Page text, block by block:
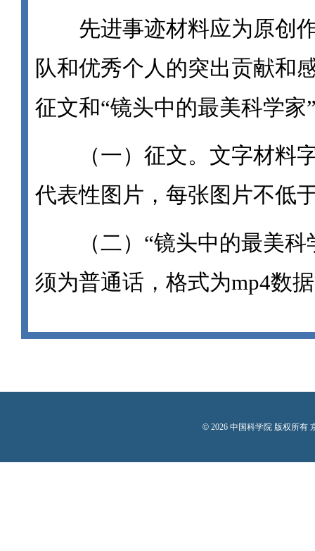
先进事迹材料应为原创作
队和优秀个人的突出贡献和
征文和“镜头中的最美科学家
（一）征文。文字材料字
代表性图片，每张图片不低
（二）“镜头中的最美科
须为普通话，格式为mp4数
© 2026 中国科学院 版权所有